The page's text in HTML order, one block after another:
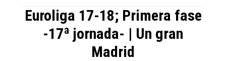
Euroliga 17-18; Primera fase
-17ª jornada- | Un gran
Madrid